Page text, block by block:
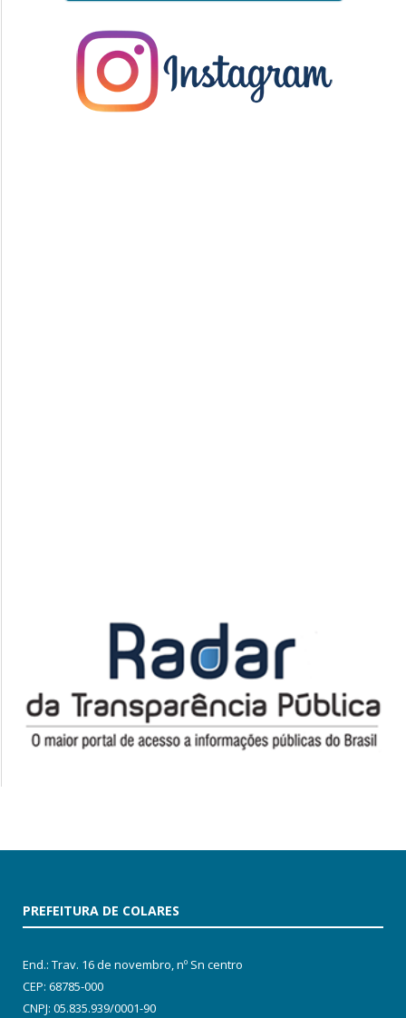
PREFEITURA DE COLARES
End.: Trav. 16 de novembro, nº Sn centro
CEP: 68785-000
CNPJ: 05.835.939/0001-90